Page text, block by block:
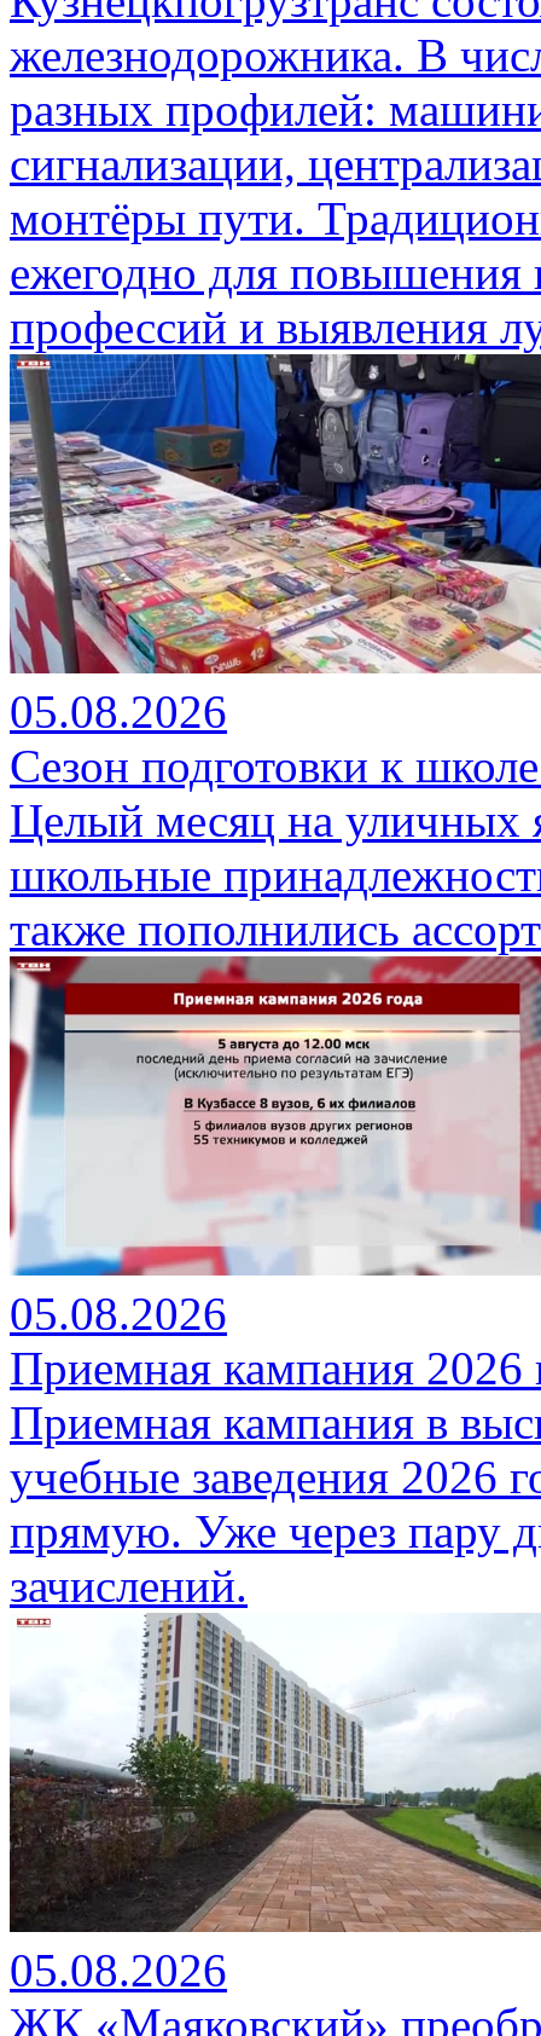
железнодорожника. В
разных профилей:
сигнализации,
монтёры пути.
ежегодно для
профессий и выявления
05.08.2026
Сезон подготовки к
Целый месяц на уличных
школьные
также пополнились
05.08.2026
Приемная кампания 2026
Приемная кампания в
учебные заведения 2026
прямую. Уже через пару
зачислений.
05.08.2026
ЖК «Маяковский»